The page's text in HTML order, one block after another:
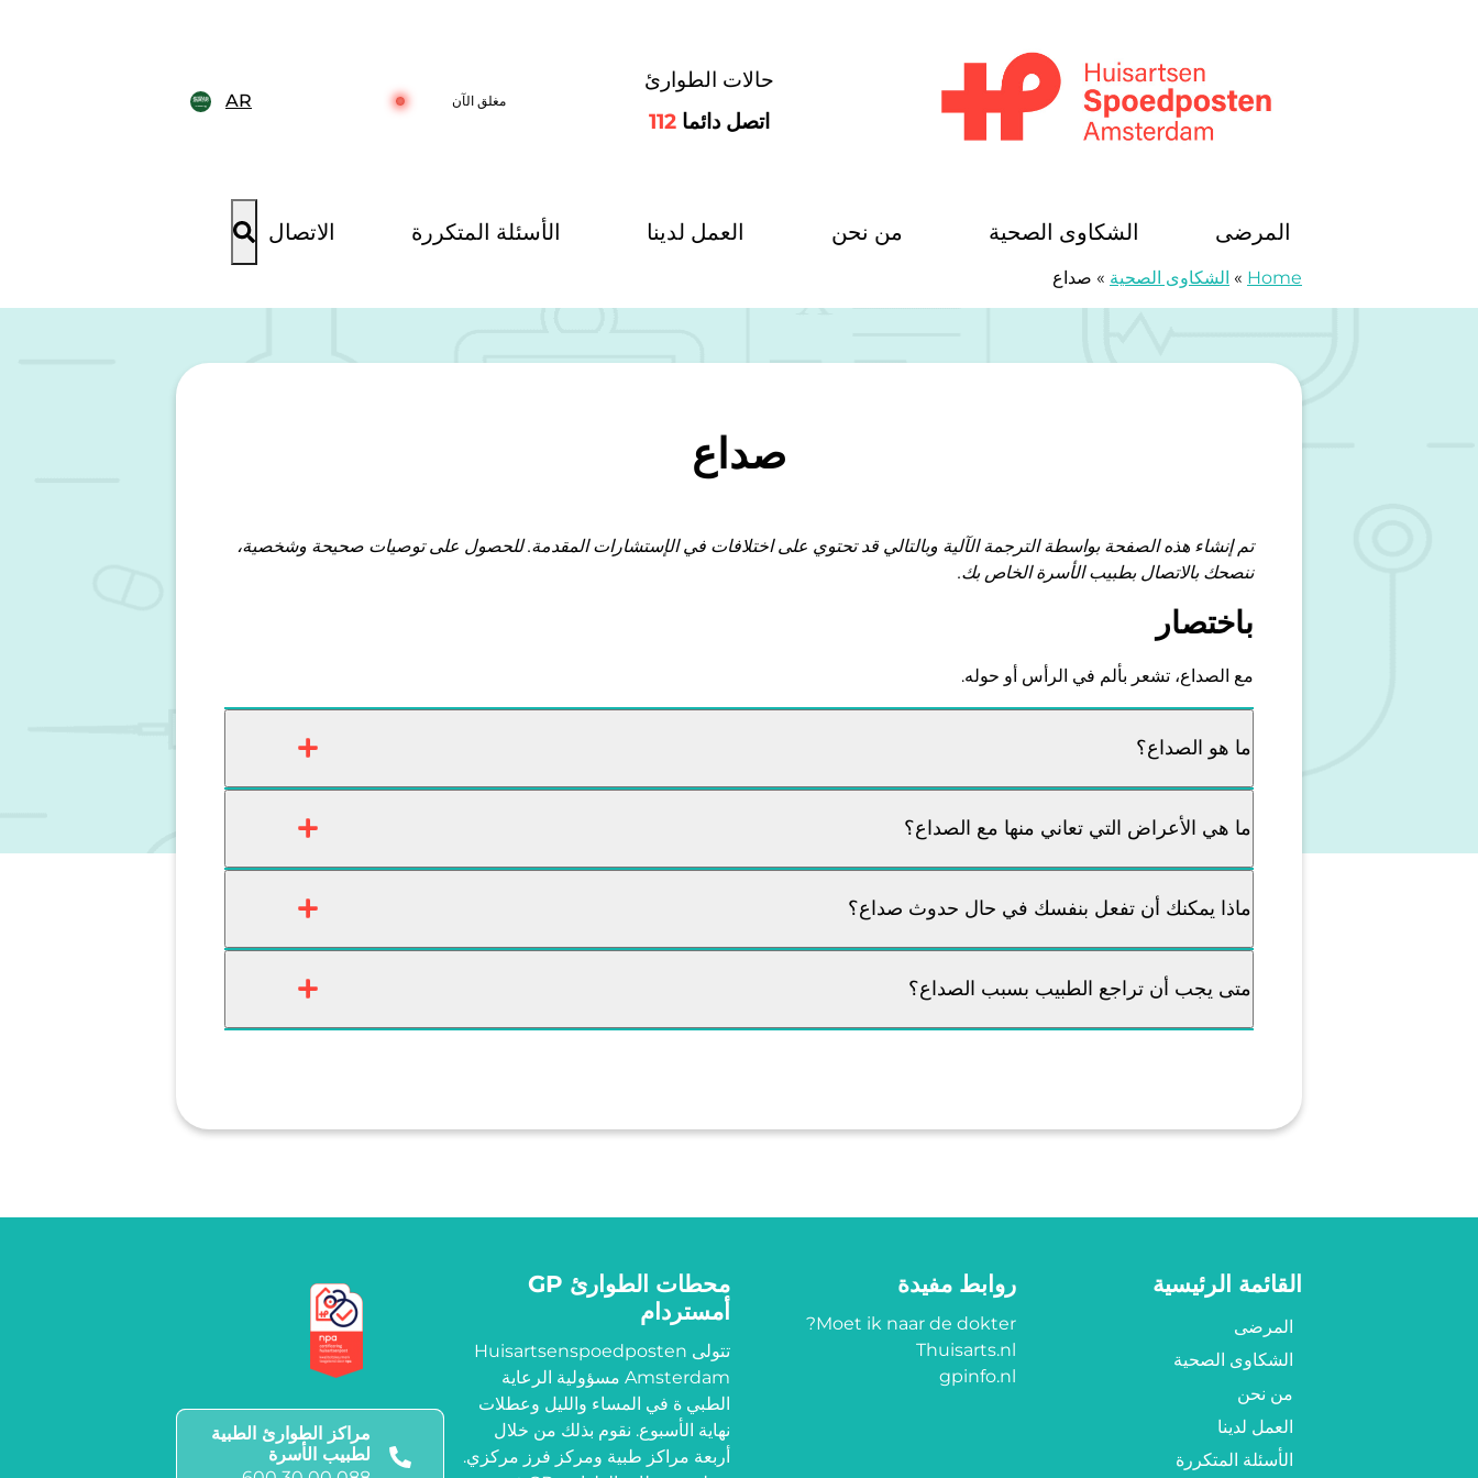
حالات الطوارئ
اتصل دائما 112
مغلق الآن AR
المرضى الشكاوى الصحية من نحن العمل لدينا الأسئلة المتكررة الاتصال
Home
» الشكاوى الصحية » صداع
صداع
تم إنشاء هذه الصفحة بواسطة الترجمة الآلية وبالتالي قد تحتوي على اختلافات في الإستشارات المقدمة. للحصول على توصيات صحيحة وشخصية،
ننصحك بالاتصال بطبيب الأسرة الخاص بك.
باختصار
مع الصداع، تشعر بألم في الرأس أو حوله.
ما هو الصداع؟
ما هي الأعراض التي تعاني منها مع الصداع؟
ماذا يمكنك أن تفعل بنفسك في حال حدوث صداع؟
متى يجب أن تراجع الطبيب بسبب الصداع؟
القائمة الرئيسية
المرضى
الشكاوى الصحية
من نحن
العمل لدينا
الأسئلة المتكررة
روابط مفيدة
Moet ik naar de dokter?
Thuisarts.nl
gpinfo.nl
محطات الطوارئ GP
أمستردام
تتولى Huisartsenspoedposten
Amsterdam مسؤولية الرعاية
الطبي ة في المساء والليل وعطلات
نهاية الأسبوع. نقوم بذلك من خلال
أربعة مراكز طبية ومركز فرز مركزي.
مراكز الطوارئ الطبية
لطبيب الأسرة